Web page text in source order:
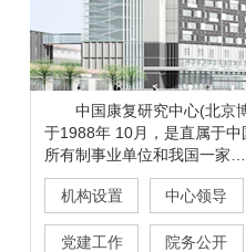
中国康复研究中心(北京
于1988年 10月，是直属于中
所有制事业单位和我国一家
机构设置 中心领导
党建工作 院务公开